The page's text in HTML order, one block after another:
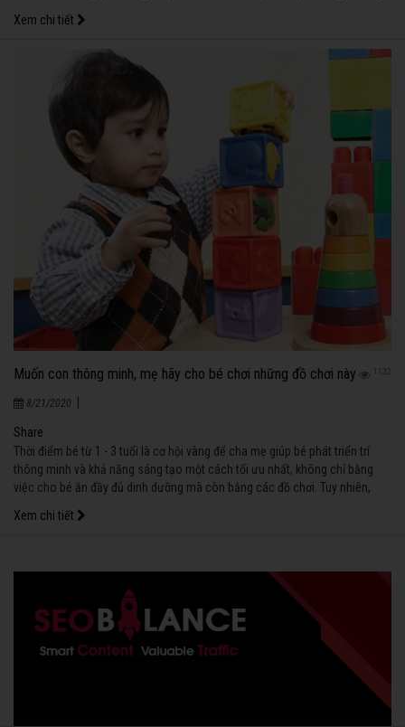
thể giúp bé phát triển theo hướng tốt nhất.
Xem chi tiết
Muốn con thông minh, mẹ hãy cho bé chơi những đồ chơi này 1132
8/21/2020
Share
Thời điểm bé từ 1 - 3 tuổi là cơ hội vàng để cha mẹ giúp bé phát triển trí
thông minh và khả năng sáng tạo một cách tối ưu nhất, không chỉ bằng
việc cho bé ăn đầy đủ dinh dưỡng mà còn bằng các đồ chơi. Tuy nhiên,
Xem chi tiết